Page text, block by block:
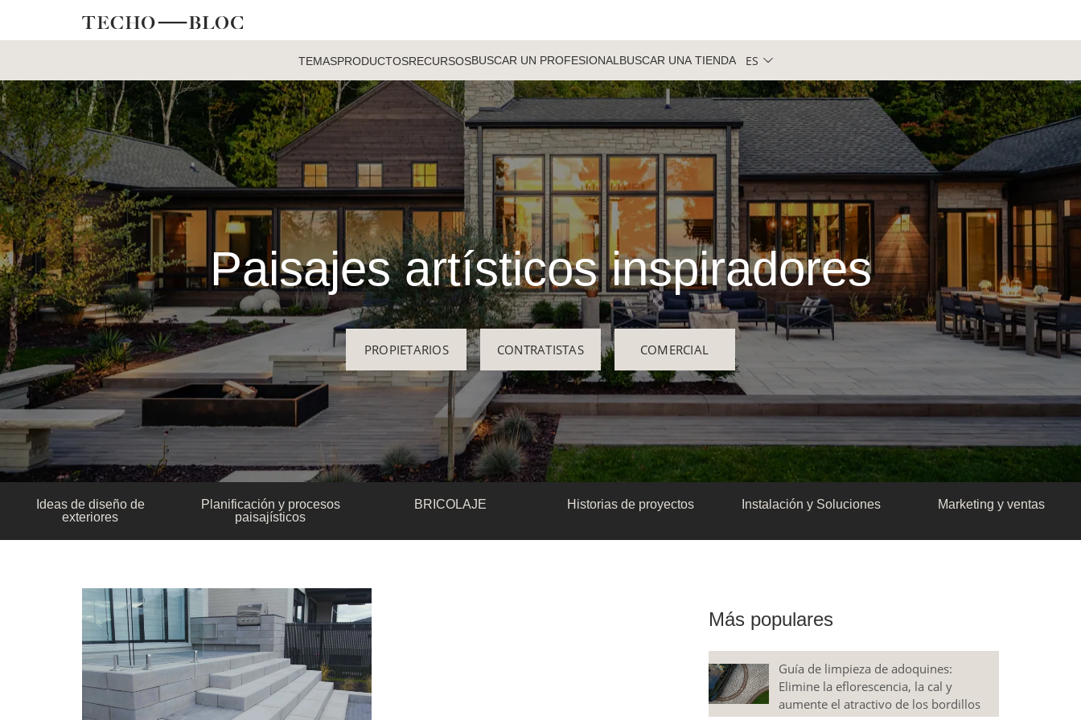
TEMASPRODUCTOSRECURSOSBUSCAR UN PROFESIONAL BUSCAR UNA TIENDA ES
Paisajes artísticos inspiradores
PROPIETARIOS CONTRATISTAS COMERCIAL
Ideas de diseño de
exteriores
Planificación y procesos
paisajísticos
BRICOLAJE Historias de proyectos Instalación y Soluciones Marketing y ventas
Más populares
Guía de limpieza de adoquines:
Elimine la eflorescencia, la cal y
aumente el atractivo de los bordillos